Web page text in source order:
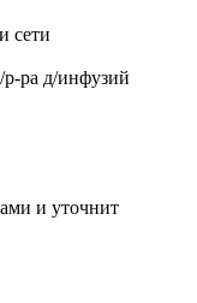
сети
ра д/инфузий
и уточнит